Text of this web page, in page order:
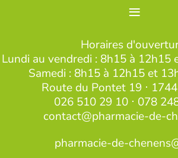
Horaires
Lundi au vendredi : 8h15 à 12h15
Samedi : 8h15 à 12h15 et
Route du Pontet 19 ⋅
026 510 29 10 ⋅ 078
contact@pharmacie-de-
pharmacie-de-
≡